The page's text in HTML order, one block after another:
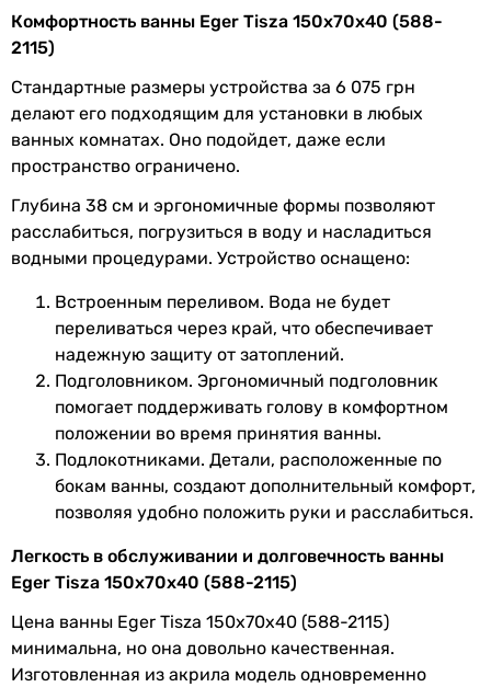
упаковке
Высота в
упаковке
Вес в упаковке 22.3 кг
Гарантия 60 мес.
Сообщите нам об этом!
Характеристики, комплектация и фотографии Eger Tisza
150x70x40 (588-2115) носят ознакомительный характер и
могут изменяться производителем без уведомления.
Магазин не несет ответственности за изменения,
внесенные производителем.
Комфортность ванны Eger Tisza 150x70x40 (588-
2115)
Стандартные размеры устройства за 6 075 грн
делают его подходящим для установки в любых
ванных комнатах. Оно подойдет, даже если
пространство ограничено.
Глубина 38 см и эргономичные формы позволяют
расслабиться, погрузиться в воду и насладиться
водными процедурами. Устройство оснащено:
Встроенным переливом. Вода не будет
переливаться через край, что обеспечивает
надежную защиту от затоплений.
Подголовником. Эргономичный подголовник
помогает поддерживать голову в комфортном
положении во время принятия ванны.
Подлокотниками. Детали, расположенные по
бокам ванны, создают дополнительный комфорт,
позволяя удобно положить руки и расслабиться.
Легкость в обслуживании и долговечность ванны
Eger Tisza 150x70x40 (588-2115)
Цена ванны Eger Tisza 150x70x40 (588-2115)
минимальна, но она довольно качественная.
Изготовленная из акрила модель одновременно